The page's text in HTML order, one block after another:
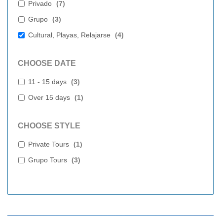
Privado (7)
Grupo (3)
Cultural, Playas, Relajarse
(4)
CHOOSE DATE
11 - 15 days (3)
Over 15 days (1)
CHOOSE STYLE
Private Tours (1)
Grupo Tours (3)